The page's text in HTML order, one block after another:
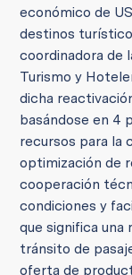
económico de
destinos
coordinadora de
Turismo y
dicha
basándose en 4
recursos para la
optimización de
cooperación
condiciones y
que significa una
tránsito de
oferta de